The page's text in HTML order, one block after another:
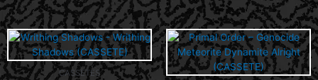
CASSETES